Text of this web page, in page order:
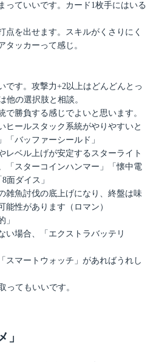
っていいです。カード1枚手にはいる
点を出せます。スキルがくさりにく
タッカーって感じ。
です。攻撃力+2以上はどんどんとっ
他の選択肢と相談。
勝負する感じでよいと思います。
ヒールスタック系統がやりやすいと
「バッファーシールド」
レベル上げが安定するスターライト
「スターコインハンマー」「懐中電
面ダイス」
雑魚討伐の底上げになり、終盤は味
性があります（ロマン）
」
い場合、「エクストラバッテリ
スマートウォッチ」があればうれし
ってもいいです。
」